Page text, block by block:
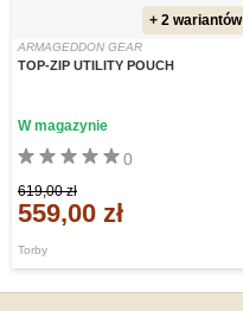
+ 2 wariantów
ARMAGEDDON GEAR
TOP-ZIP UTILITY POUCH
Torby
0
W magazynie
619,00 zł
559,00 zł